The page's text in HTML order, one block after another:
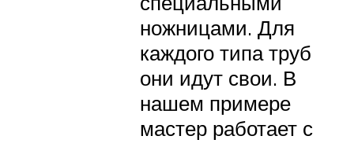
ножницами. Для
каждого типа труб
они идут свои. В
нашем примере
мастер работает с